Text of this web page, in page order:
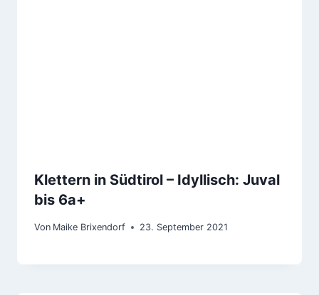
Klettern in Südtirol – Idyllisch: Juval
bis 6a+
Von Maike Brixendorf 23. September 2021